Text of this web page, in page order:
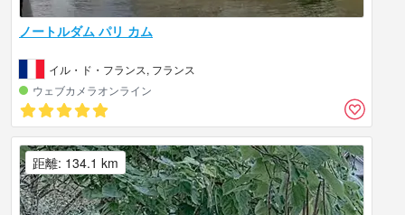
ノートルダム パリ カム
イル・ド・フランス, フランス
ウェブカメラオンライン
距離: 134.1 km